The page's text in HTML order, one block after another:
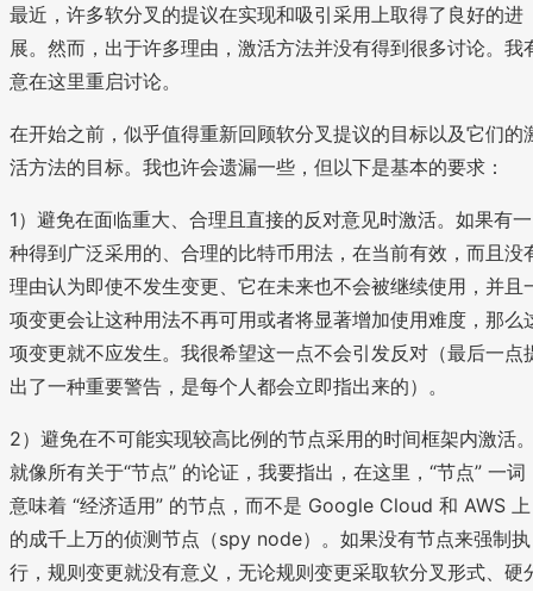
最近，许多软分叉的提议在实现和吸引采用上取得了良好的进
展。然而，出于许多理由，激活方法并没有得到很多讨论。我
意在这里重启讨论。
在开始之前，似乎值得重新回顾软分叉提议的目标以及它们的
活方法的目标。我也许会遗漏一些，但以下是基本的要求：
1）避免在面临重大、合理且直接的反对意见时激活。如果有一
种得到广泛采用的、合理的比特币用法，在当前有效，而且没
理由认为即使不发生变更、它在未来也不会被继续使用，并且
项变更会让这种用法不再可用或者将显著增加使用难度，那么
项变更就不应发生。我很希望这一点不会引发反对（最后一点
出了一种重要警告，是每个人都会立即指出来的）。
2）避免在不可能实现较高比例的节点采用的时间框架内激活
就像所有关于“节点” 的论证，我要指出，在这里，“节点” 一词
意味着 “经济适用” 的节点，而不是 Google Cloud 和 AWS 上
的成千上万的侦测节点（spy node）。如果没有节点来强制执
行，规则变更就没有意义，无论规则变更采取软分叉形式、硬